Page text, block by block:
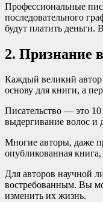
Профессиональные
последовательного
будут платить деньги.
2. Признание
Каждый великий автор
основу для книги, а
Писательство — это 10
выдергивание волос и
Многие авторы, даже
опубликованная
Для авторов научной
востребованным. Вы
изменить их жизнь.